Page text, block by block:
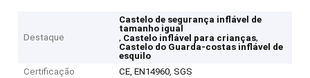
Destaque
Castelo de segurança inflável de
tamanho igual
, Castelo inflável para crianças,
Castelo do Guarda-costas inflável de
esquilo
Certificação
CE, EN14960, SGS